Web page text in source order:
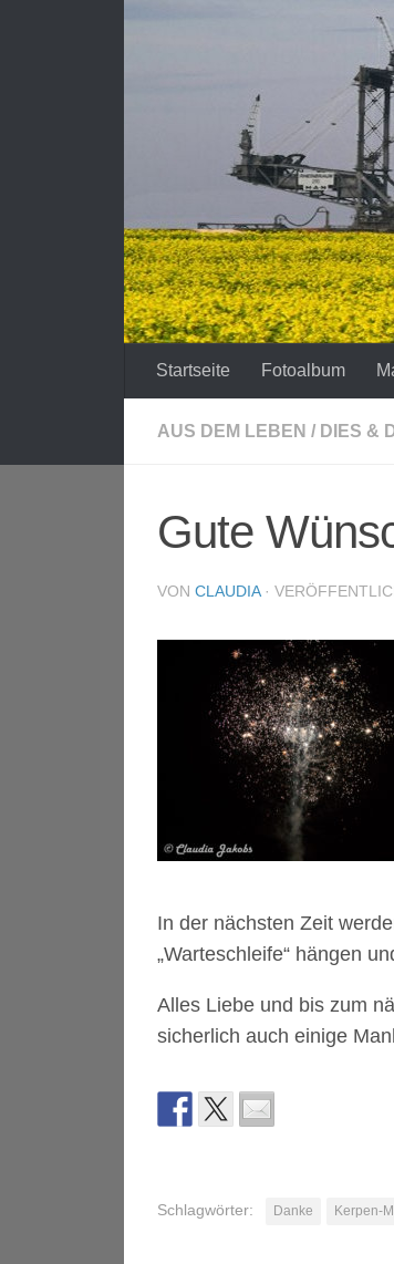
Startseite Fotoalbum
AUS DEM LEBEN / DIES &
Gute
VON CLAUDIA ·
In der nächsten Zeit
„Warteschleife“ hängen
Alles Liebe und bis zum
sicherlich auch einige
Schlagwörter: Danke Kerpen-